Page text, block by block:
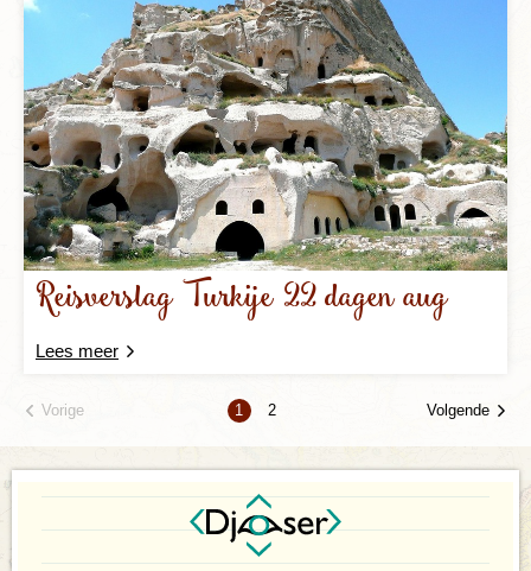
Reisverslag Turkije 22 dagen aug
Lees meer
Vorige 1 2 Volgende